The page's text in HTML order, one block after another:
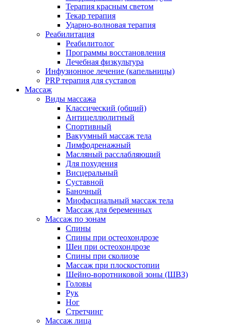
Терапия красным светом
Текар терапия
Ударно-волновая терапия
Реабилитация
Реабилитолог
Программы восстановления
Лечебная физкультура
Инфузионное лечение (капельницы)
PRP терапия для суставов
Массаж
Виды массажа
Классический (общий)
Антицеллюлитный
Спортивный
Вакуумный массаж тела
Лимфодренажный
Масляный расслабляющий
Для похудения
Висцеральный
Суставной
Баночный
Миофасциальный массаж тела
Массаж для беременных
Массаж по зонам
Спины
Спины при остеохондрозе
Шеи при остеохондрозе
Спины при сколиозе
Массаж при плоскостопии
Шейно-воротниковой зоны (ШВЗ)
Головы
Рук
Ног
Стретчинг
Массаж лица